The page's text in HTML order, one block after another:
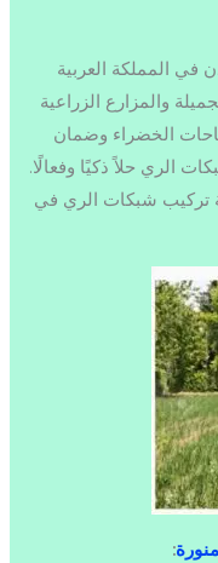
في المملكة العربية
والمزارع الزراعية
الخضراء وضمان
الري حلاً ذكيًا وفعالًا.
تركيب شبكات الري في
: